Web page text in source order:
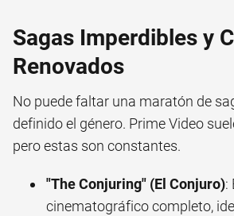
Sagas Imperdibles y
Renovados
No puede faltar una maratón de
definido el género. Prime Video
pero estas son constantes.
"The Conjuring" (El Conjuro):
cinematográfico completo,